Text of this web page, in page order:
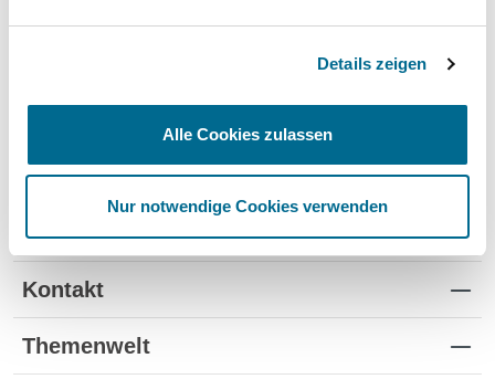
Details zeigen
Alle Cookies zulassen
Nur notwendige Cookies verwenden
Standorte
Kontakt
Themenwelt